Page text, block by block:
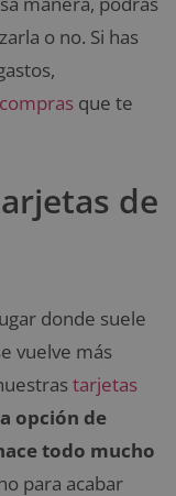
o no. Si has
compras que te
de
donde suele
vuelve más
tarjetas
opción de
todo mucho
para acabar